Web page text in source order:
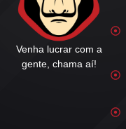
Venha lucrar com a
gente, chama aí!